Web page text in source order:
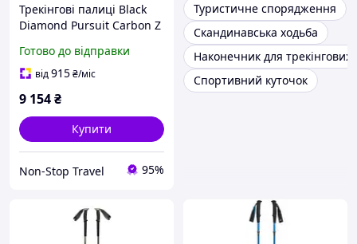
Трекінгові палиці Black
Diamond Pursuit Carbon Z
Готово до відправки
від915₴/міс
9 154₴
Купити
Non-Stop Travel 95%
Туристичне спорядження
Скандинавська ходьба
Наконечник для
Спортивний куточок